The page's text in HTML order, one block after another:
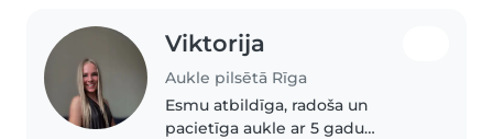
Viktorija
Aukle pilsētā Rīga
Esmu atbildīga, radoša un
pacietīga aukle ar 5 gadu